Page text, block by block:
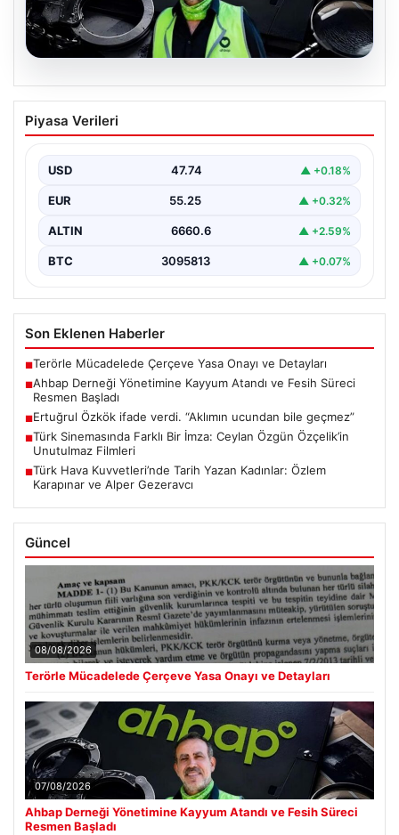
07.08.2026
Ahbap Derneği Yönetimine Kayyum
Atandı ve Fesih Süreci Resmen Başladı
kamuoyunda geniş yankı bulan Ahbap Derneği ile ilgili…
Piyasa Verileri
USD 47.74 ▲ +0.18%
EUR 55.25 ▲ +0.32%
ALTIN 6660.6 ▲ +2.59%
BTC 3095813 ▲ +0.07%
Son Eklenen Haberler
■Terörle Mücadelede Çerçeve Yasa Onayı ve Detayları
■Ahbap Derneği Yönetimine Kayyum Atandı ve Fesih Süreci
Resmen Başladı
■Ertuğrul Özkök ifade verdi. “Aklımın ucundan bile geçmez”
■Türk Sinemasında Farklı Bir İmza: Ceylan Özgün Özçelik’in
Unutulmaz Filmleri
■Türk Hava Kuvvetleri’nde Tarih Yazan Kadınlar: Özlem
Karapınar ve Alper Gezeravcı
Güncel
08/08/2026
Terörle Mücadelede Çerçeve Yasa Onayı ve Detayları
07/08/2026
Ahbap Derneği Yönetimine Kayyum Atandı ve Fesih Süreci
Resmen Başladı